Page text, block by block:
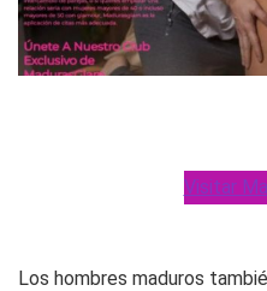
Visitar
Los hombres maduros